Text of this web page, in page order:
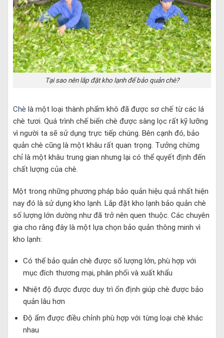
Tại sao nên lắp đặt kho lạnh để bảo quản chè?
Chè là một loại thành phẩm khô đã được sơ chế từ các lá
chè tươi. Quá trình chế biến chè được sàng lọc rất kỹ lưỡng
vì người ta sẽ sử dụng trực tiếp chúng. Bên cạnh đó, bảo
quản chè cũng là một khâu rất quan trọng. Tưởng chừng
chỉ là một khâu trung gian nhưng lại có thể quyết định đến
chất lượng của chè.
Một trong những phương pháp bảo quản hiệu quả nhất hiện
nay đó là sử dụng kho lạnh. Lắp đặt kho lạnh bảo quản chè
số lượng lớn dường như đã trở nên quen thuộc. Các chuyên
gia cho rằng đây là một lựa chọn bảo quản thông minh vì
kho lạnh:
Có thể bảo quản chè được số lượng lớn, phù hợp với
mục đích thương mại, phân phối và xuất khẩu
Nhiệt độ được được duy trì ổn định giúp chè được bảo
quản lâu hơn
Độ ẩm được điều chỉnh phù hợp với từng loại chè khác
nhau